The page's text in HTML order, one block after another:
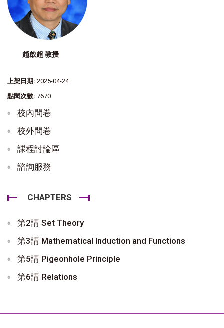
趙啟超 教授
上架日期: 2025-04-24
點閱次數: 7670
校內問卷
校外問卷
課程討論區
諮詢服務
CHAPTERS
第2講 Set Theory
第3講 Mathematical Induction and Functions
第5講 Pigeonhole Principle
第6講 Relations